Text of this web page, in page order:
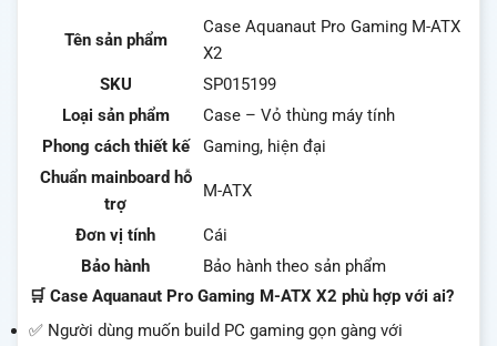
Tên sản phẩm
Case Aquanaut Pro Gaming M-ATX
X2
SKU
SP015199
Loại sản phẩm
Case – Vỏ thùng máy tính
Phong cách thiết kế
Gaming, hiện đại
Chuẩn mainboard hỗ
trợ
M-ATX
Đơn vị tính
Cái
Bảo hành
Bảo hành theo sản phẩm
🛒 Case Aquanaut Pro Gaming M-ATX X2 phù hợp với ai?
✅ Người dùng muốn build PC gaming gọn gàng với